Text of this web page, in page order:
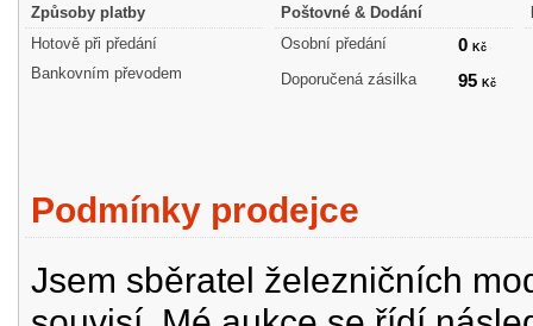
Způsoby platby
Hotově při předání
Bankovním převodem
Poštovné & Dodání
Osobní předání
0 Kč
Doporučená zásilka 95 Kč
Podmínky prodejce
Jsem sběratel železničních